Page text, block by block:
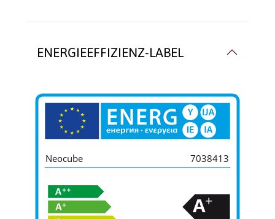
ENERGIEEFFIZIENZ-LABEL
Neocube 7038413
A+